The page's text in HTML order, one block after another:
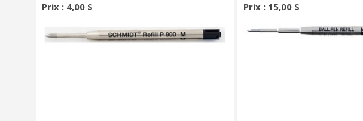
Prix : 4,00 $
Prix : 15,00 $